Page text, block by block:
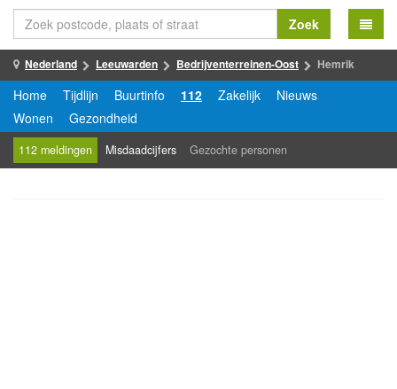
Zoek
Nederland Leeuwarden Bedrijventerreinen-Oost Hemrik
Home Tijdlijn Buurtinfo 112 Zakelijk
Nieuws
Wonen
Gezondheid
112 meldingen Misdaadcijfers Gezochte personen